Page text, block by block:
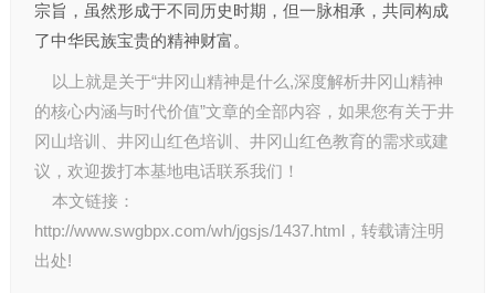
宗旨，虽然形成于不同历史时期，但一脉相承，共同构成
了中华民族宝贵的精神财富。
以上就是关于“井冈山精神是什么,深度解析井冈山精神
的核心内涵与时代价值”文章的全部内容，如果您有关于井
冈山培训
井冈山红色培训 井冈山红色教育的需求或建
议，欢迎拨打本基地电话联系我们！
本文链接：
http://www.swgbpx.com/wh/jgsjs/1437.html，转载请注明
出处!